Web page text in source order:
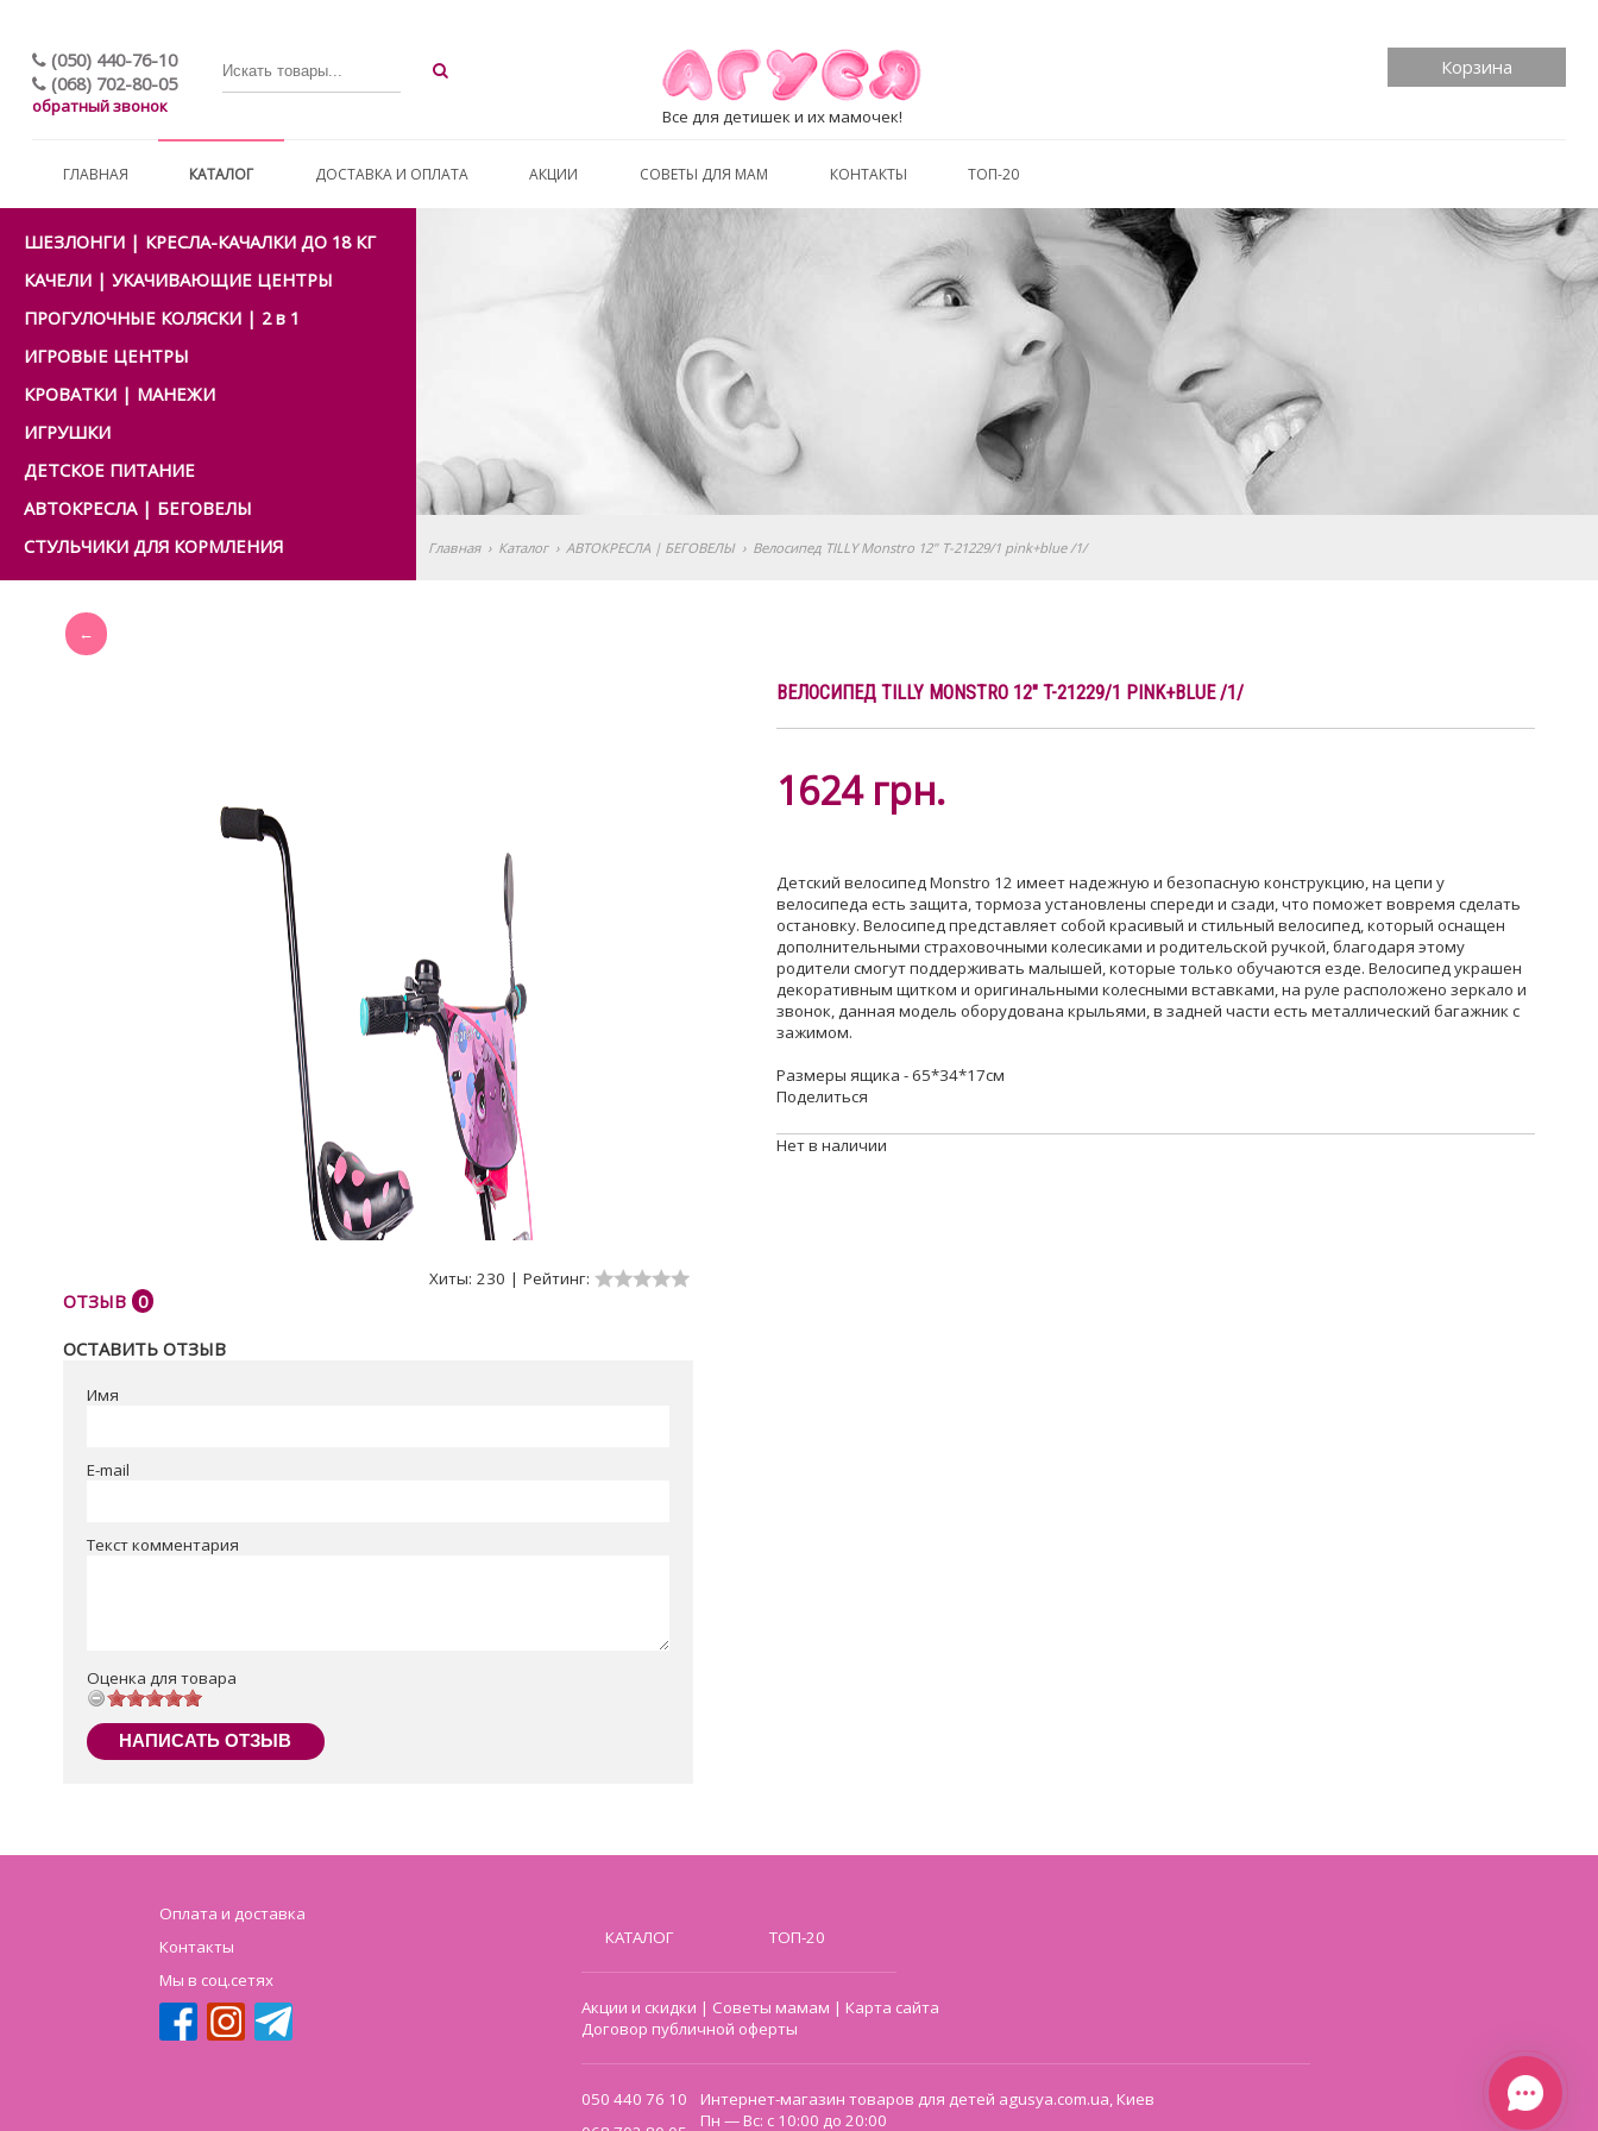
(050) 440-76-10
(068) 702-80-05
обратный звонок Все для детишек и их мамочек!
Корзина
ГЛАВНАЯ КАТАЛОГ ДОСТАВКА И ОПЛАТА АКЦИИ СОВЕТЫ ДЛЯ МАМ КОНТАКТЫ ТОП-20
ШЕЗЛОНГИ | КРЕСЛА-КАЧАЛКИ ДО 18 КГ
КАЧЕЛИ | УКАЧИВАЮЩИЕ ЦЕНТРЫ
ПРОГУЛОЧНЫЕ КОЛЯСКИ | 2 в 1
ИГРОВЫЕ ЦЕНТРЫ
КРОВАТКИ | МАНЕЖИ
ИГРУШКИ
ДЕТСКОЕ ПИТАНИЕ
АВТОКРЕСЛА | БЕГОВЕЛЫ
СТУЛЬЧИКИ ДЛЯ КОРМЛЕНИЯ
Главная › Каталог › АВТОКРЕСЛА | БЕГОВЕЛЫ › Велосипед TILLY Monstro 12" T-21229/1 pink+blue /1/
Хиты: 230 | Рейтинг:
ОТЗЫВ 0
ОСТАВИТЬ ОТЗЫВ
Имя
E-mail
Текст комментария
Оценка для товара
НАПИСАТЬ ОТЗЫВ
ВЕЛОСИПЕД TILLY MONSTRO 12" T-21229/1 PINK+BLUE /1/
1624 грн.
Детский велосипед Monstro 12 имеет надежную и безопасную конструкцию, на цепи у
велосипеда есть защита, тормоза установлены спереди и сзади, что поможет вовремя сделать
остановку. Велосипед представляет собой красивый и стильный велосипед, который оснащен
дополнительными страховочными колесиками и родительской ручкой, благодаря этому
родители смогут поддерживать малышей, которые только обучаются езде. Велосипед украшен
декоративным щитком и оригинальными колесными вставками, на руле расположено зеркало и
звонок, данная модель оборудована крыльями, в задней части есть металлический багажник с
зажимом.
Размеры ящика - 65*34*17см
Поделиться
Нет в наличии
Оплата и доставка
Контакты
Мы в соц.сетях
КАТАЛОГ ТОП-20
Акции и скидки | Советы мамам |Карта сайта
Договор публичной оферты
050 440 76 10
Интернет-магазин товаров для детей agusya.com.ua, Киев
Пн — Вс: с 10:00 до 20:00